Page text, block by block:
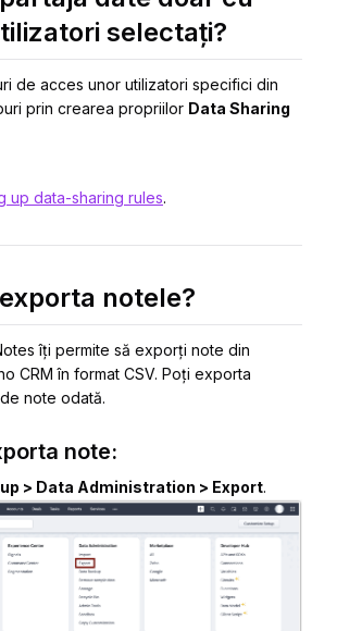
selectați?
de acces unor utilizatori specifici din
prin crearea propriilor Data Sharing
up data-sharing rules.
notele?
îți permite să exporți note din
CRM în format CSV. Poți exporta
note odată.
note:
> Data Administration > Export.